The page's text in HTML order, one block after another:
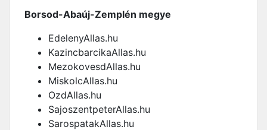
Borsod-Abaúj-Zemplén megye
EdelenyAllas.hu
KazincbarcikaAllas.hu
MezokovesdAllas.hu
MiskolcAllas.hu
OzdAllas.hu
SajoszentpeterAllas.hu
SarospatakAllas.hu